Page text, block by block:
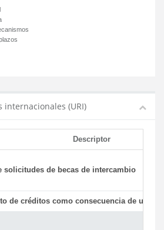
internacionales (URI)
Descriptor
solicitudes de becas de intercambio
de créditos como consecuencia de un